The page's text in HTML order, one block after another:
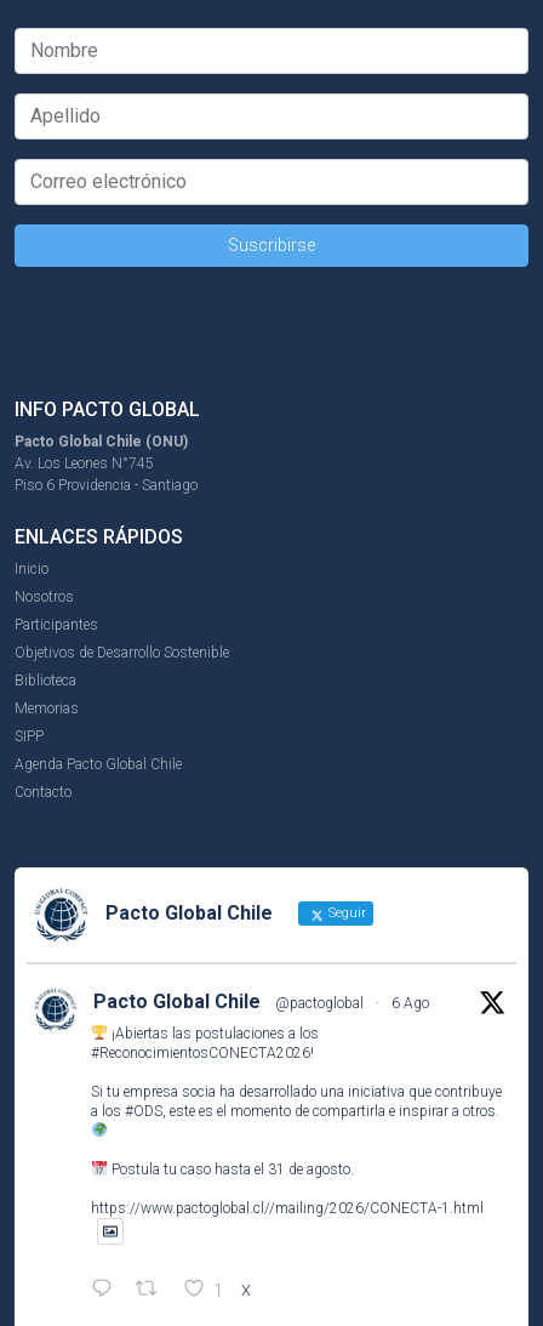
INFO PACTO GLOBAL
Pacto Global Chile (ONU)
Av. Los Leones N°745
Piso 6 Providencia - Santiago
ENLACES RÁPIDOS
Inicio
Nosotros
Participantes
Objetivos de Desarrollo Sostenible
Biblioteca
Memorias
SIPP
Agenda Pacto Global Chile
Contacto
Pacto Global Chile Seguir
Pacto Global Chile @pactoglobal ·
6 Ago
¡Abiertas las postulaciones a los
#ReconocimientosCONECTA2026!
Si tu empresa socia ha desarrollado una iniciativa que contribuye
a los #ODS , este es el momento de compartirla e inspirar a otros.
Postula tu caso hasta el 31 de agosto.
https://www.pactoglobal.cl//mailing/2026/CONECTA-1.html
1 X